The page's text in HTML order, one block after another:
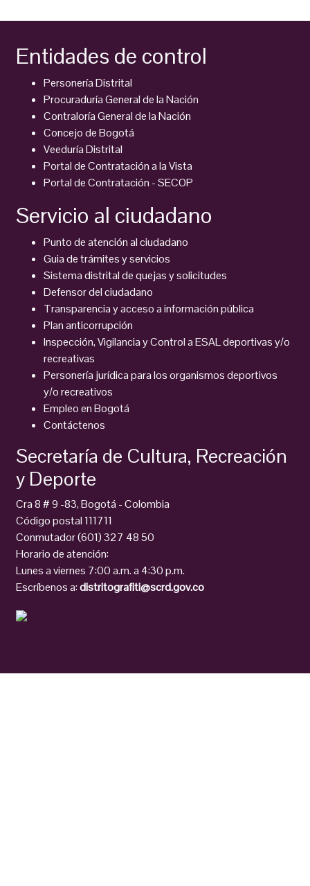
Entidades de control
Personería Distrital
Procuraduría General de la Nación
Contraloría General de la Nación
Concejo de Bogotá
Veeduría Distrital
Portal de Contratación a la Vista
Portal de Contratación - SECOP
Servicio al ciudadano
Punto de atención al ciudadano
Guia de trámites y servicios
Sistema distrital de quejas y solicitudes
Defensor del ciudadano
Transparencia y acceso a información pública
Plan anticorrupción
Inspección, Vigilancia y Control a ESAL deportivas y/o
recreativas
Personería jurídica para los organismos deportivos
y/o recreativos
Empleo en Bogotá
Contáctenos
Secretaría de Cultura, Recreación
y Deporte
Cra 8 # 9 -83, Bogotá - Colombia
Código postal 111711
Conmutador (601) 327 48 50
Horario de atención:
Lunes a viernes 7:00 a.m. a 4:30 p.m.
Escríbenos a:distritografiti@scrd.gov.co